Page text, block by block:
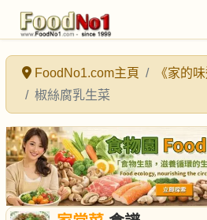
FoodNo1.com主頁 《家的
椒絲腐乳生菜